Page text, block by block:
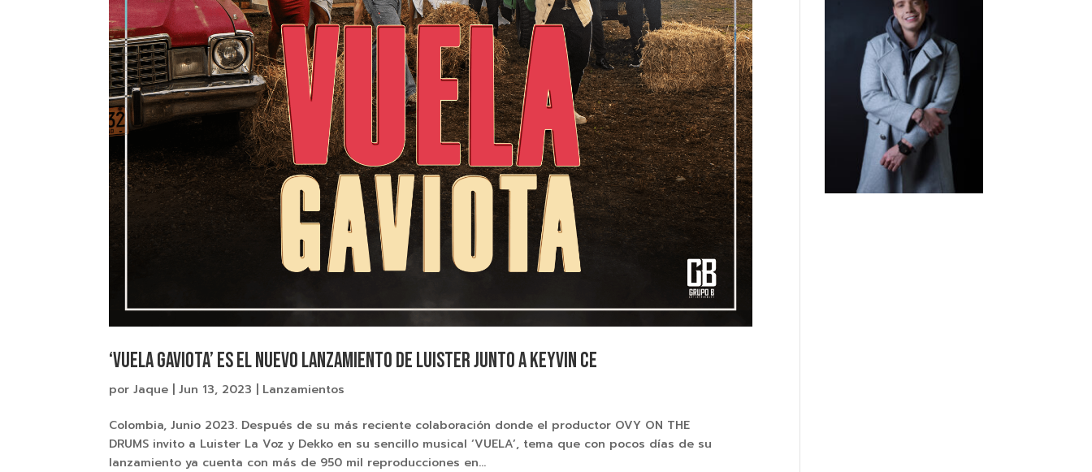
‘Vuela Gaviota’ es el nuevo lanzamiento de Luister junto a Keyvin Ce
porJaque |Jun 13, 2023 | Lanzamientos
Colombia, Junio 2023. Después de su más reciente colaboración donde el productor OVY ON THE
DRUMS invito a Luister La Voz y Dekko en su sencillo musical ‘VUELA’, tema que con pocos días de su
lanzamiento ya cuenta con más de 950 mil reproducciones en...